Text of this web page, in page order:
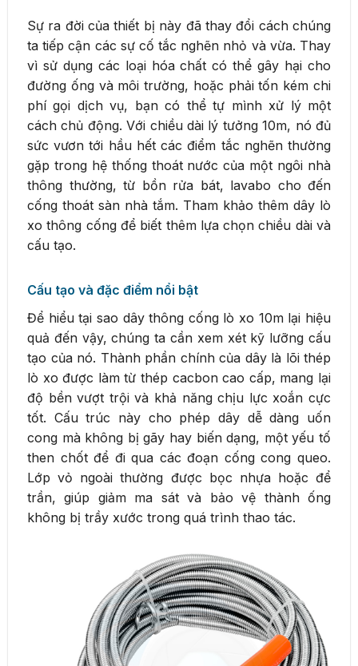
Sự ra đời của thiết bị này đã thay đổi cách chúng
ta tiếp cận các sự cố tắc nghẽn nhỏ và vừa. Thay
vì sử dụng các loại hóa chất có thể gây hại cho
đường ống và môi trường, hoặc phải tốn kém chi
phí gọi dịch vụ, bạn có thể tự mình xử lý một
cách chủ động. Với chiều dài lý tưởng 10m, nó đủ
sức vươn tới hầu hết các điểm tắc nghẽn thường
gặp trong hệ thống thoát nước của một ngôi nhà
thông thường, từ bồn rửa bát, lavabo cho đến
cống thoát sàn nhà tắm. Tham khảo thêm dây lò
xo thông cống để biết thêm lựa chọn chiều dài và
cấu tạo.
Cấu tạo và đặc điểm nổi bật
Để hiểu tại sao dây thông cống lò xo 10m lại hiệu
quả đến vậy, chúng ta cần xem xét kỹ lưỡng cấu
tạo của nó. Thành phần chính của dây là lõi thép
lò xo được làm từ thép cacbon cao cấp, mang lại
độ bền vượt trội và khả năng chịu lực xoắn cực
tốt. Cấu trúc này cho phép dây dễ dàng uốn
cong mà không bị gãy hay biến dạng, một yếu tố
then chốt để đi qua các đoạn cống cong queo.
Lớp vỏ ngoài thường được bọc nhựa hoặc để
trần, giúp giảm ma sát và bảo vệ thành ống
không bị trầy xước trong quá trình thao tác.